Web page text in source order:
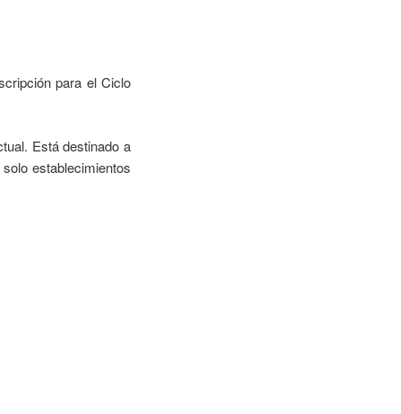
para el Ciclo
Está destinado a
establecimientos